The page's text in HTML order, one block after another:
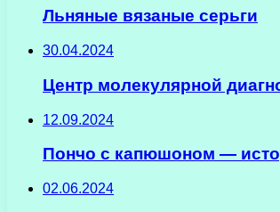
Льняные вязаные серьги
30.04.2024
Центр молекулярной
12.09.2024
Пончо с капюшоном —
02.06.2024